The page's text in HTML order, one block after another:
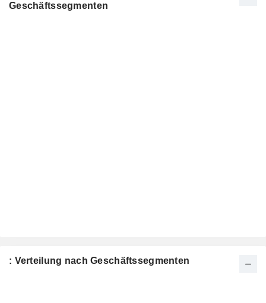
Geschäftssegmenten
: Verteilung nach Geschäftssegmenten